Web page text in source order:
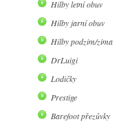
Hilby letní obuv
Hilby jarní obuv
Hilby podzim/zima
DrLuigi
Lodičky
Prestige
Barefoot přezůvky